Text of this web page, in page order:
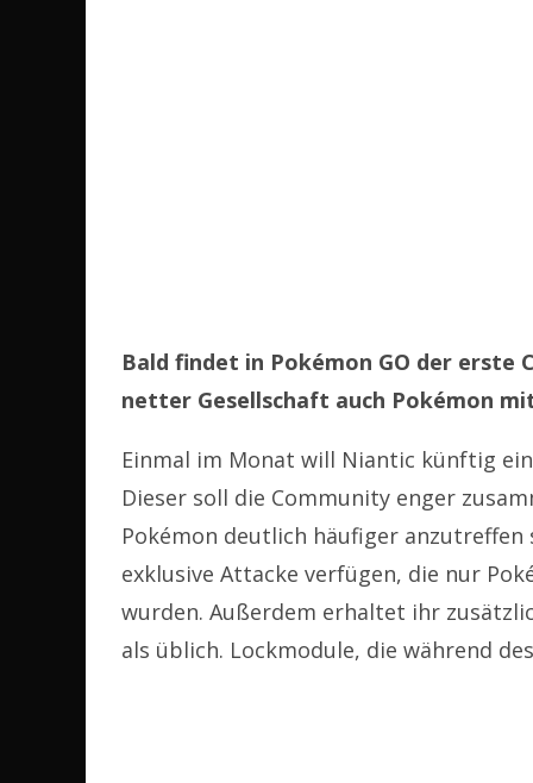
Bald findet in Pokémon GO der erste
netter Gesellschaft auch Pokémon
Einmal im Monat will Niantic künftig
Dieser soll die Community enger
Pokémon deutlich häufiger
exklusive Attacke verfügen, die nur
wurden. Außerdem erhaltet ihr
als üblich. Lockmodule, die während